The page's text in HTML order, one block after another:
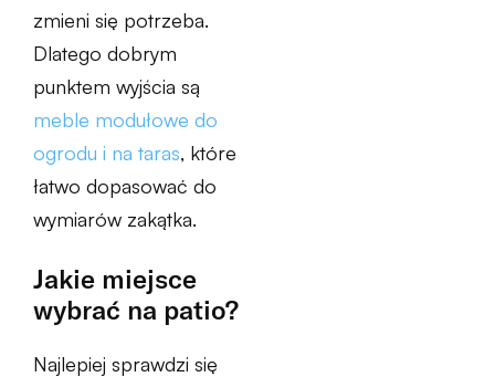
zmieni się potrzeba.
Dlatego dobrym
punktem wyjścia są
meble modułowe do
ogrodu i na taras, które
łatwo dopasować do
wymiarów zakątka.
Jakie miejsce
wybrać na patio?
Najlepiej sprawdzi się